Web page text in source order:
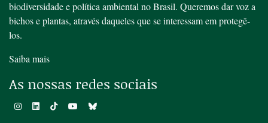
biodiversidade e política ambiental no Brasil. Queremos dar voz a
bichos e plantas, através daqueles que se interessam em protegê-
los.
Saiba mais
As nossas redes sociais